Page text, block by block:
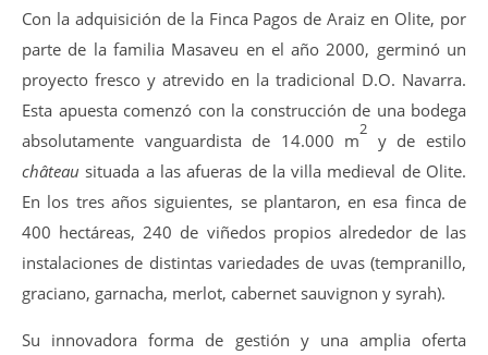
Con la adquisición de la Finca Pagos de Araiz en Olite, por
parte de la familia Masaveu en el año 2000, germinó un
proyecto fresco y atrevido en la tradicional D.O. Navarra.
Esta apuesta comenzó con la construcción de una bodega
absolutamente vanguardista de 14.000 m
2
y de estilo
château situada a las afueras de la villa medieval de Olite.
En los tres años siguientes, se plantaron, en esa finca de
400 hectáreas, 240 de viñedos propios alrededor de las
instalaciones de distintas variedades de uvas (tempranillo,
graciano, garnacha, merlot, cabernet sauvignon y syrah).
Su innovadora forma de gestión y una amplia oferta